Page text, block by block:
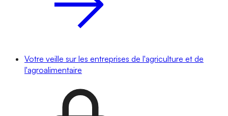
Votre veille sur les entreprises de l'agriculture et de
l'agroalimentaire